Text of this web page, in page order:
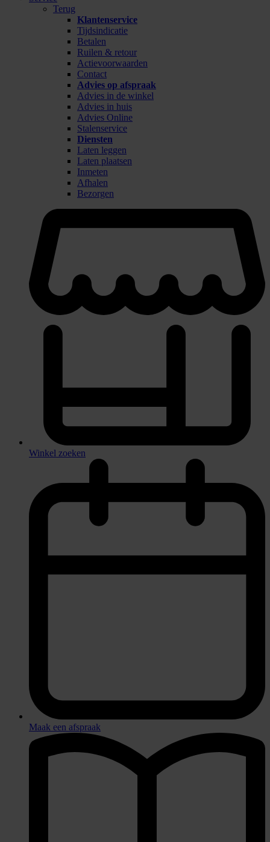
Terug
Klantenservice
Tijdsindicatie
Betalen
Ruilen & retour
Actievoorwaarden
Contact
Advies op afspraak
Advies in de winkel
Advies in huis
Advies Online
Stalenservice
Diensten
Laten leggen
Laten plaatsen
Inmeten
Afhalen
Bezorgen
Winkel zoeken
Maak een afspraak